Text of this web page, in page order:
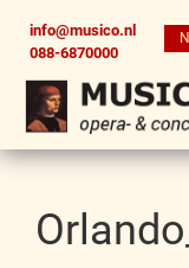
info@musico.nl
088-6870000